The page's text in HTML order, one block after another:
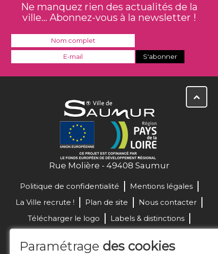
Paramétrage des cookies
Ne manquez rien des actualités de la
ville... Abonnez-vous à la newsletter !
Rue Molière - 49408 Saumur
Politique de confidentialité
Mentions légales
La Ville recrute !
Plan de site
Nous contacter
Télécharger le logo
Labels & distinctions